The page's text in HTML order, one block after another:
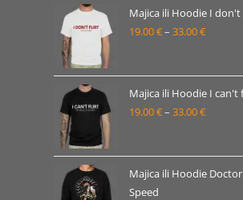
19.00 €
do
Majica ili Hoodie I
19.00€– 33.00€Raspon
od
19.00 €
do
Majica ili Hoodie I can't
19.00€– 33.00€Raspon
od
19.00 €
Majica ili Hoodie
Speed